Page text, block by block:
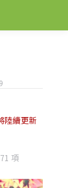
項
latest
陸續更新